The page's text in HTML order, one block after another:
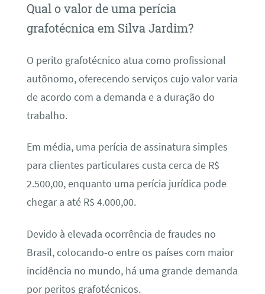
Qual o valor de uma perícia
grafotécnica em Silva Jardim?
O perito grafotécnico atua como profissional
autônomo, oferecendo serviços cujo valor varia
de acordo com a demanda e a duração do
trabalho.
Em média, uma perícia de assinatura simples
para clientes particulares custa cerca de R$
2.500,00, enquanto uma perícia jurídica pode
chegar a até R$ 4.000,00.
Devido à elevada ocorrência de fraudes no
Brasil, colocando-o entre os países com maior
incidência no mundo, há uma grande demanda
por peritos grafotécnicos.